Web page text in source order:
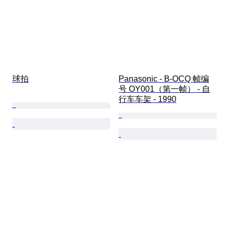
球拍
Panasonic - B-OCQ 帧编
号 OY001（第一帧） - 自
行车车架 - 1990